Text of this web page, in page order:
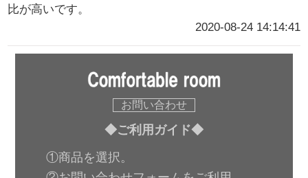
比が高いです。
2020-08-24 14:14:41
お問い合わせ
◆ご利用ガイド◆
①商品を選択。